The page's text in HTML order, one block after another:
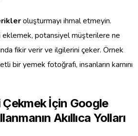
oluşturmayı ihmal etmeyin.
eklemek, potansiyel müşterilere ne
fikir verir ve ilgilerini çeker. Örnek
bir yemek fotoğrafı, insanların karnını
İçin Google
Akıllıca Yolları